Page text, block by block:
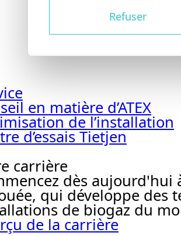
Refuser
en matière d’ATEX
de l’installation
d’essais Tietjen
carrière
dès
qui développe des
de biogaz du
de la carrière